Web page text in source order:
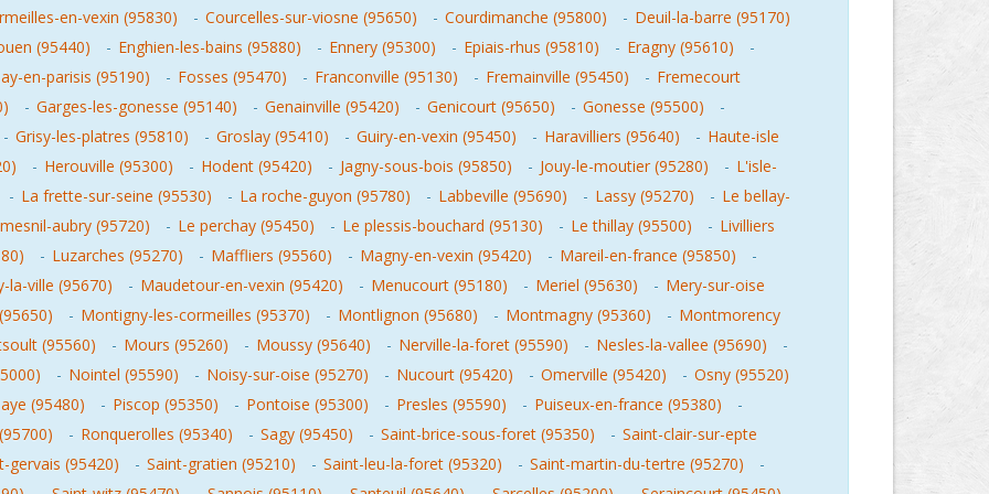
en-vexin (95830) - Courcelles-sur-viosne (95650) - Courdimanche (95800) - Deuil-la-barre (95170)
(95440)
- Enghien-les-bains (95880) - Ennery (95300) - Epiais-rhus (95810) - Eragny (95610)
-
en-parisis (95190)
- Fosses (95470) - Franconville (95130) - Fremainville (95450) - Fremecourt
- Garges-les-gonesse (95140) - Genainville (95420) - Genicourt (95650) - Gonesse (95500)
-
- Grisy-les-platres (95810) - Groslay (95410) - Guiry-en-vexin (95450) - Haravilliers (95640) - Haute-isle
- Herouville (95300) - Hodent (95420) - Jagny-sous-bois (95850) - Jouy-le-moutier (95280) - L'isle-
- La frette-sur-seine (95530) - La roche-guyon (95780) - Labbeville (95690) - Lassy (95270) - Le bellay-
aubry (95720)
- Le perchay (95450) - Le plessis-bouchard (95130) - Le thillay (95500) - Livilliers
- Luzarches (95270) - Maffliers (95560) - Magny-en-vexin (95420) - Mareil-en-france (95850)
-
la-ville (95670)
- Maudetour-en-vexin (95420) - Menucourt (95180) - Meriel (95630) - Mery-sur-oise
- Montigny-les-cormeilles (95370) - Montlignon (95680) - Montmagny (95360) - Montmorency
(95560)
- Mours (95260) - Moussy (95640) - Nerville-la-foret (95590) - Nesles-la-vallee (95690)
-
- Nointel (95590) - Noisy-sur-oise (95270) - Nucourt (95420) - Omerville (95420) - Osny (95520)
(95480)
- Piscop (95350) - Pontoise (95300) - Presles (95590) - Puiseux-en-france (95380)
-
- Ronquerolles (95340) - Sagy (95450) - Saint-brice-sous-foret (95350) - Saint-clair-sur-epte
gervais (95420)
- Saint-gratien (95210) - Saint-leu-la-foret (95320) - Saint-martin-du-tertre (95270)
-